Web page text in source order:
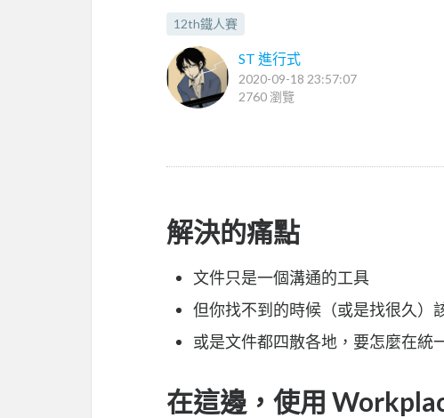
12th鐵人賽
ST 進行式
2020-09-18 23:57:07
2760 瀏覽
解決的痛點
文件只是一個溝通的工具
但你找不到的時候（或是找很久）
或是文件都四散各地，要怎麼在統
在這邊，使用